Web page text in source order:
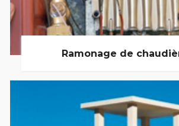
Ramonage de